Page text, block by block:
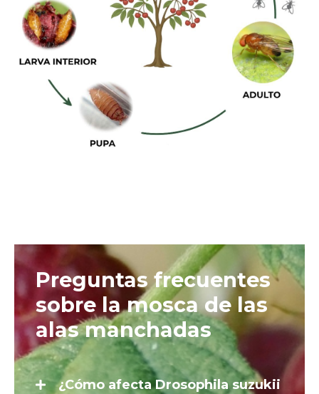
Preguntas frecuentes
sobre la mosca de las
alas manchadas
¿Cómo afecta Drosophila suzukii